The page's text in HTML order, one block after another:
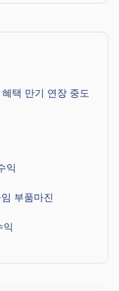
택 만기 연장 중도
익
부품마진
익